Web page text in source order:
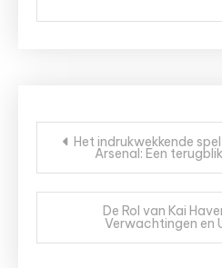
Bericht
navigatie
Het indrukwekkende
Arsenal: Een
De Rol van Kai
Verwachtingen en